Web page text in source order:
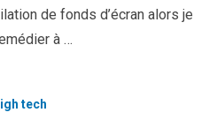
de fonds d’écran alors je
à …
tech